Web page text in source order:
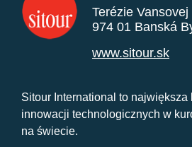
Terézie Vansovej
974 01 Banská
www.sitour.sk
Sitour International to największa
innowacji technologicznych w
na świecie.